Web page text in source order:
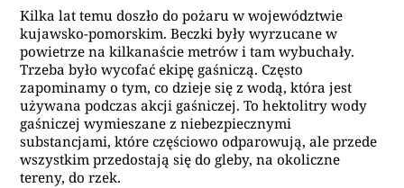
Kilka lat temu doszło do pożaru w województwie
kujawsko-pomorskim. Beczki byływyrzucanew
powietrze nakilkanaściemetrów i tam wybuchały.
Trzeba było wycofać ekipę gaśniczą. Często
zapominamy o tym, co dzieje się z wodą, która jest
używana podczas akcji gaśniczej. To hektolitry wody
gaśniczejwymieszane z niebezpiecznymi
substancjami, które częściowo odparowują, ale przede
wszystkim przedostają się do gleby, na okoliczne
tereny, do rzek.